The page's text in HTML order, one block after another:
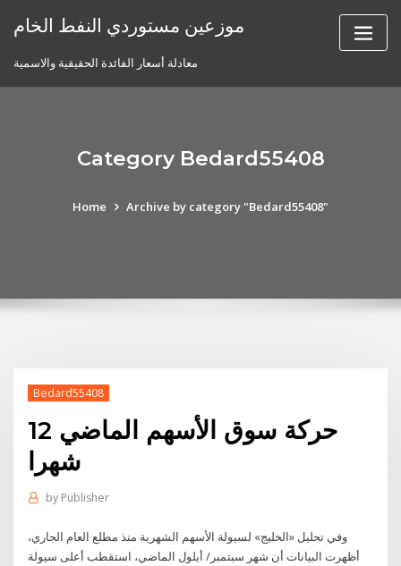
موزعين مستوردي النفط الخام
معادلة أسعار الفائدة الحقيقية والاسمية
Category Bedard55408
Home Archive by category "Bedard55408"
Bedard55408
حركة سوق الأسهم الماضي 12
شهرا
by Publisher
وفي تحليل «الخليج» لسيولة الأسهم الشهرية منذ مطلع العام الجاري،
أظهرت البيانات أن شهر سبتمبر/ أيلول الماضي، استقطب أعلى سيولة